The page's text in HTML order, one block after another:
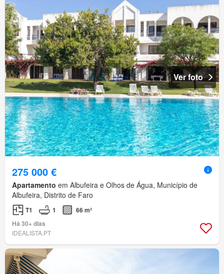
Ver foto
275 000 €
Apartamento em Albufeira e Olhos de Água, Município de
Albufeira, Distrito de Faro
T1 1
66 m²
Há 30+ dias
IDEALISTA.PT